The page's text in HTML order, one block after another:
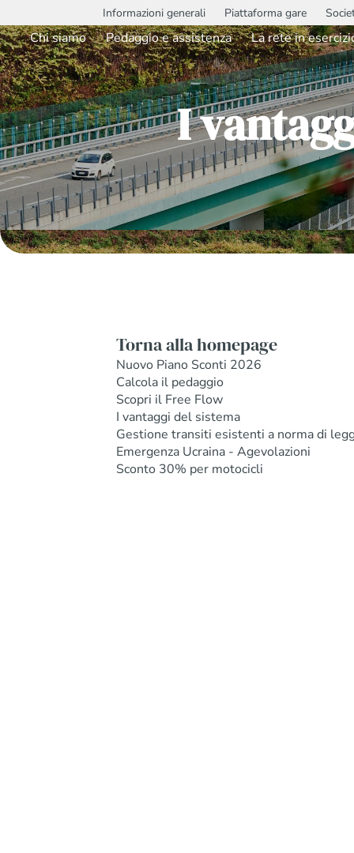
Informazioni generali Piattaforma gare
Chi siamo Pedaggio e assistenza La rete in
I
Torna alla homepage
Nuovo Piano Sconti 2026
Calcola il pedaggio
Scopri il Free Flow
I vantaggi del sistema
Gestione transiti esistenti a norma di
Emergenza Ucraina - Agevolazioni
Sconto 30% per motocicli